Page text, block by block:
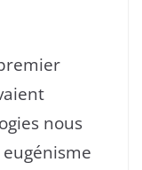
nous